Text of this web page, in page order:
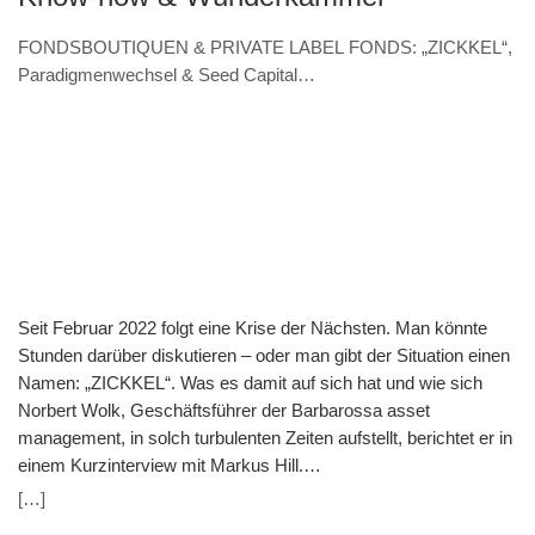
FONDSBOUTIQUEN & PRIVATE LABEL FONDS: „ZICKKEL“,
Paradigmenwechsel & Seed Capital
Seit Februar 2022 folgt eine Krise der Nächsten. Man könnte
Stunden darüber diskutieren – oder man gibt der Situation einen
Namen: „ZICKKEL“. Was es damit auf sich hat und wie sich
Norbert Wolk, Geschäftsführer der Barbarossa asset
management, in solch turbulenten Zeiten aufstellt, berichtet er in
einem Kurzinterview mit Markus Hill.
(VERANSTALTUNGSHINWEIS: 7.11. 9.30 Uhr) Hill: „ZICKKEL“
[…]